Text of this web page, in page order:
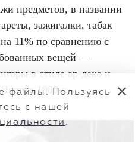
предметов, в названии
зажигалки, табак
11% по сравнению с
вещей —
в стиле ар-деко и
1980-х.
файлы. Пользуясь
с нашей
.
✕